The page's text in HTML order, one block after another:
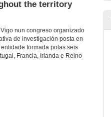
the territory
nun congreso organizado
de investigación posta en
formada polas seis
Francia, Irlanda e Reino